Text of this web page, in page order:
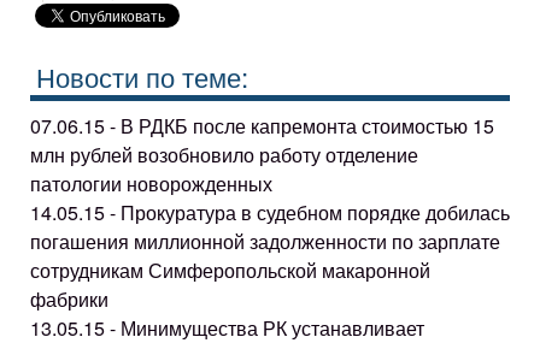
Новости по теме:
07.06.15 - В РДКБ после капремонта стоимостью 15
млн рублей возобновило работу отделение
патологии новорожденных
14.05.15 - Прокуратура в судебном порядке добилась
погашения миллионной задолженности по зарплате
сотрудникам Симферопольской макаронной
фабрики
13.05.15 - Минимущества РК устанавливает